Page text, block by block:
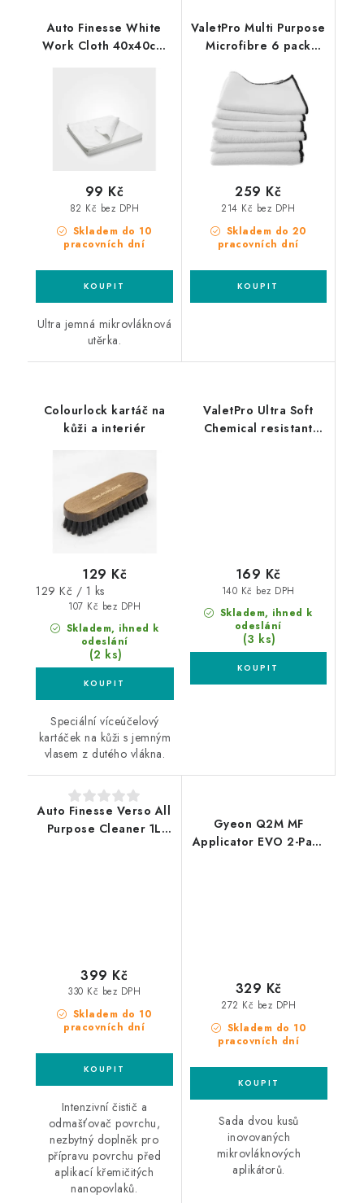
Auto Finesse White
Work Cloth 40x40cm
Skladem do 10
pracovních dní
82 Kč bez DPH
99 Kč
Ultra jemná mikrovláknová
utěrka.
ValetPro Multi Purpose
Microfibre 6 pack
mikrovláknové utěrky
Skladem do 20
pracovních dní
214 Kč bez DPH
259 Kč
Colourlock kartáč na
kůži a interiér
Skladem, ihned k
odeslání
(2 ks)
107 Kč bez DPH
129 Kč
Měrná
129 Kč / 1 ks
Speciální víceúčelový
kartáček na kůži s jemným
vlasem z dutého vlákna.
ValetPro Ultra Soft
Chemical resistant
Skladem, ihned k
odeslání
(3 ks)
140 Kč bez DPH
169 Kč
Auto Finesse Verso All
Purpose Cleaner 1L
Skladem do 10
pracovních dní
330 Kč bez DPH
399 Kč
Intenzivní čistič a
odmašťovač povrchu,
nezbytný doplněk pro
přípravu povrchu před
aplikací křemičitých
nanopovlaků.
Gyeon Q2M MF
Applicator EVO 2-Pack
Skladem do 10
pracovních dní
272 Kč bez DPH
329 Kč
Sada dvou kusů
inovovaných
mikrovláknových
aplikátorů.